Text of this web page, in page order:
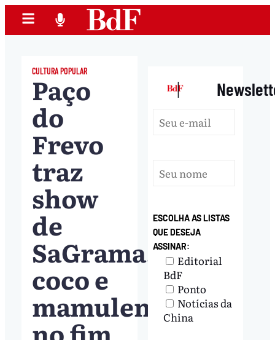
CULTURA POPULAR
Paço
do
Frevo
traz
show
de
SaGrama,
coco e
mamulengo
no fim
|
ESCOLHA AS LISTAS
QUE DESEJA
ASSINAR:
Editorial
BdF
Ponto
Notícias da
China